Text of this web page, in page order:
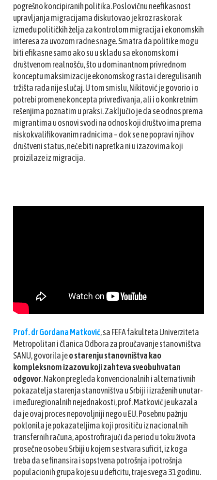
pogrešno koncipiranih politika. Poslovičnu neefikasnost
upravljanja migracijama diskutovao je kroz raskorak
izmeđupolitičkih želja za kontrolom migracija i ekonomskih
interesa za uvozom radne snage. Smatra da politike mogu
biti efikasne samo ako su u skladu sa ekonomskom i
društvenom realnošću, što u dominantnom privrednom
konceptu maksimizacije ekonomskog rasta i deregulisanih
tržišta rada nije slučaj. U tom smislu, Nikitović je govorio i o
potrebi promene koncepta privređivanja, ali i okonkretnim
rešenjima poznatim u praksi. Zaključio je da seodnos prema
migrantima u osnovi svodi na odnos koji društvo ima prema
niskokvalifikovanim radnicima – dok se ne popravi njihov
društveni status, neće biti napretka ni u izazovima koji
proizilaze iz migracija.
Prof. dr Gordana Matković, sa FEFA fakulteta Univerziteta
Metropolitan i članica Odbora za proučavanje stanovništva
SANU, govorila jeo starenju stanovništva kao
kompleksnom izazovu koji zahteva sveobuhvatan
odgovor. Nakon pregleda konvencionalnih i alternativnih
pokazatelja starenja stanovništva u Srbiji i izraženih unutar-
i međuregionalnih nejednakosti, prof. Matković je ukazala
da je ovaj proces nepovoljniji nego u EU. Posebnu pažnju
poklonila je pokazateljima koji prositiču iz nacionalnih
transfernih računa, apostrofirajući da period u toku života
prosečne osobe u Srbiji u kojem se stvara suficit, iz koga
treba da se finansira i sopstvena potrošnja i potrošnja
populacionih grupa koje su u deficitu, traje svega 31 godinu.